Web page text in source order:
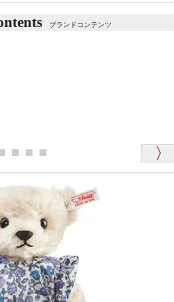
ぜひ探してみてください。
載しておりますので、ぜひ
を見ることはできますか？
で実物をお見せすることが
ったお店でしたので」
様 （女性）
ところ「くまの小屋」さ
され…」
ブランドコンテンツ